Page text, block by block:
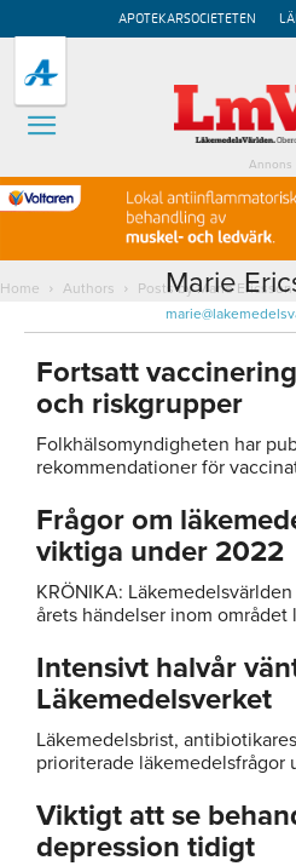
APOTEKARSOCIETETEN
Annons
Home Authors Posts by Marie Ericsson
Marie
Fortsatt
och riskgrupper
Folkhälsomyndigheten har
rekommendationer för
Frågor om
viktiga under 2022
KRÖNIKA:
årets händelser inom
Intensivt halvår
Läkemedelsverket
Läkemedelsbrist,
prioriterade läkemedelsfrågor
Viktigt att se
depression tidigt